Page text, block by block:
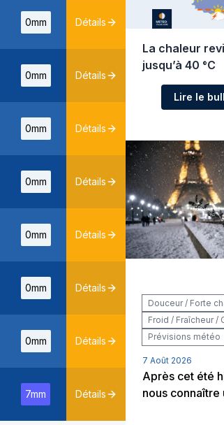
0mm Détails
0mm Détails
0mm Détails
0mm Détails
0mm Détails
0mm Détails
0mm Détails
7mm Détails
La chaleur
jusqu’à 40 °C
Lire le
Douceur / Forte
Froid / Fraîcheur /
Prévisions météo
7 Août 2026
Après cet été
nous connaître